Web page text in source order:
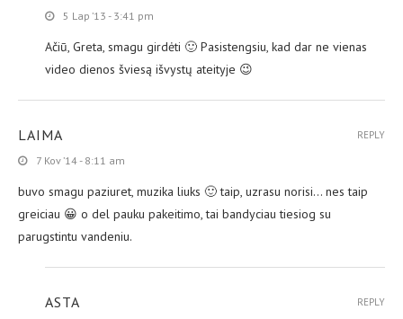
5 Lap ’13 - 3:41 pm
Ačiū, Greta, smagu girdėti 🙂 Pasistengsiu, kad dar ne vienas
video dienos šviesą išvystų ateityje 😉
LAIMA
7 Kov ’14 - 8:11 am
buvo smagu paziuret, muzika liuks 🙂 taip, uzrasu norisi… nes taip
greiciau 😀 o del pauku pakeitimo, tai bandyciau tiesiog su
parugstintu vandeniu.
REPLY
ASTA REPLY